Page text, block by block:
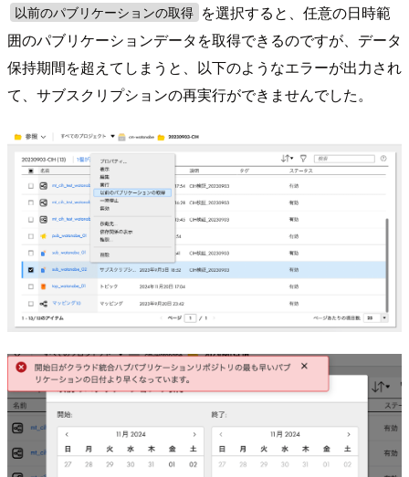
以前のパブリケーションの取得
を選択すると、任意の日時範
囲のパブリケーションデータを取得できるのですが、データ
保持期間を超えてしまうと、以下のようなエラーが出力され
て、サブスクリプションの再実行ができませんでした。